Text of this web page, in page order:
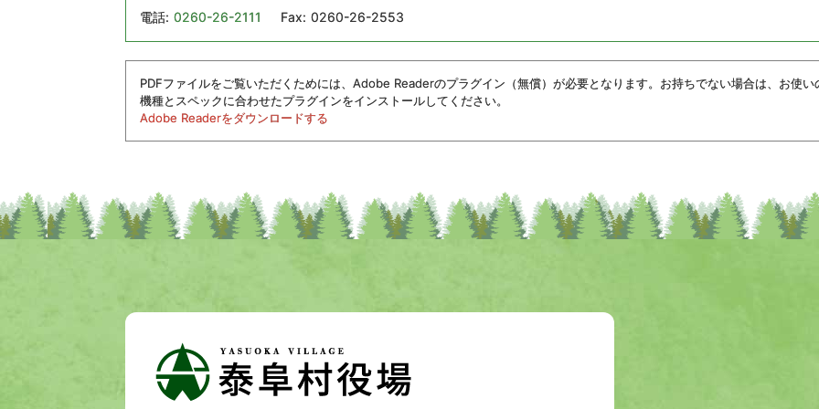
電話: 0260-26-2111 Fax: 0260-26-2553
PDFファイルをご覧いただくためには、Adobe Readerのプラグイン（無償）が必要となります。お持ちでない場合は、お使い
機種とスペックに合わせたプラグインをインストールしてください。
Adobe Readerをダウンロードする